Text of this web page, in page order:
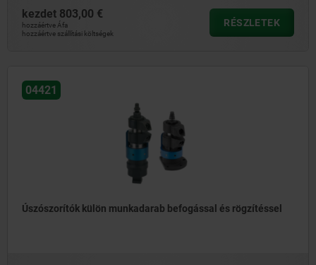
kezdet 803,00 €
hozzáértve Áfa
hozzáértve szállítási költségek
RÉSZLETEK
04421
Úszószorítók külön munkadarab befogással és rögzítéssel